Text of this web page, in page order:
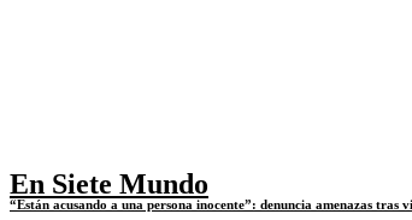
En Siete Mundo
“Están acusando a una persona inocente”: denuncia amenazas tras